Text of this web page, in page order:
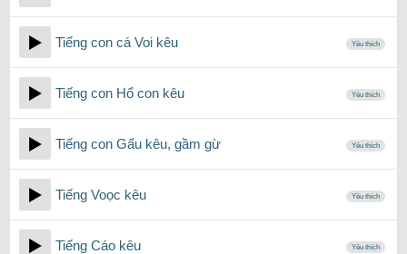
Tiếng con cá Voi kêu Yêu thích
Tiếng con Hổ con kêu Yêu thích
Tiếng con Gấu kêu, gầm gừ Yêu thích
Tiếng Voọc kêu Yêu thích
Tiếng Cáo kêu Yêu thích